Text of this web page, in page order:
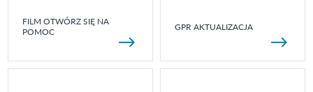
FILM OTWÓRZ SIĘ NA
POMOC
GPR AKTUALIZACJA